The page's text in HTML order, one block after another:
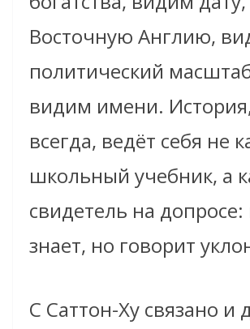
Восточную Англию,
политический
видим имени.
всегда, ведёт себя не
школьный учебник, а
свидетель на
знает, но говорит
С Саттон-Ху связано и